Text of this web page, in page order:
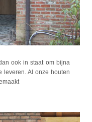
ook in staat om bijna
leveren. Al onze houten